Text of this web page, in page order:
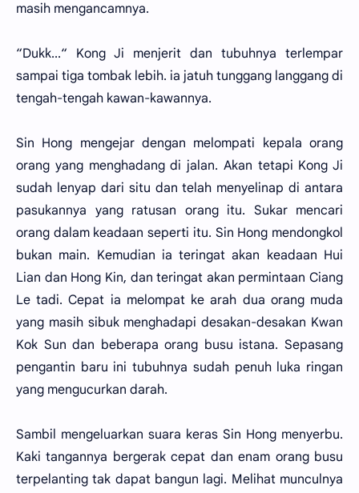
masih mengancamnya.
“Dukk...“ Kong Ji menjerit dan tubuhnya terlempar
sampai tiga tombak lebih. ia jatuh tunggang langgang di
tengah-tengah kawan-kawannya.
Sin Hong mengejar dengan melompati kepala orang
orang yang menghadang di jalan. Akan tetapi Kong Ji
sudah lenyap dari situ dan telah menyelinap di antara
pasukannya yang ratusan orang itu. Sukar mencari
orang dalam keadaan seperti itu. Sin Hong mendongkol
bukan main. Kemudian ia teringat akan keadaan Hui
Lian dan Hong Kin, dan teringat akan permintaan Ciang
Le tadi. Cepat ia melompat ke arah dua orang muda
yang masih sibuk menghadapi desakan-desakan Kwan
Kok Sun dan beberapa orang busu istana. Sepasang
pengantin baru ini tubuhnya sudah penuh luka ringan
yang mengucurkan darah.
Sambil mengeluarkan suara keras Sin Hong menyerbu.
Kaki tangannya bergerak cepat dan enam orang busu
terpelanting tak dapat bangun lagi. Melihat munculnya